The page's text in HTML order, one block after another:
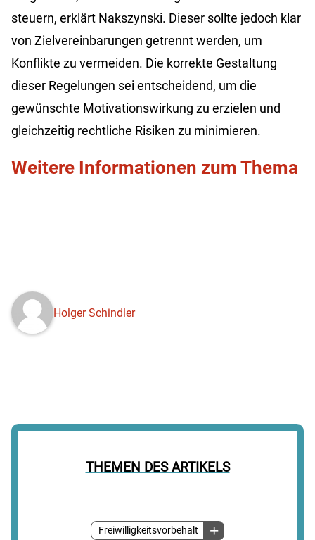
THEMEN DES ARTIKELS
Freiwilligkeitsvorbehalt
steuern, erklärt Nakszynski. Dieser sollte jedoch klar
von Zielvereinbarungen getrennt werden, um
Konflikte zu vermeiden. Die korrekte Gestaltung
dieser Regelungen sei entscheidend, um die
gewünschte Motivationswirkung zu erzielen und
gleichzeitig rechtliche Risiken zu minimieren.
Weitere Informationen zum Thema
Holger Schindler